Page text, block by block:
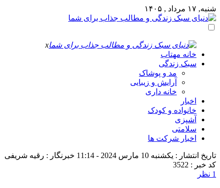
شنبه, ۱۷ مرداد , ۱۴۰۵
x
خانه مهتاب
سبک زندگی
مد و پوشاک
آرایش و زیبایی
خانه داری
اخبار
خانواده و کودک
آشپزی
سلامتی
اخبار شرکت ها
تاریخ انتشار : یکشنبه 10 مارس 2024 - 11:14
خبرنگار : رقیه شریفی
کد خبر : 3522
1 نظر